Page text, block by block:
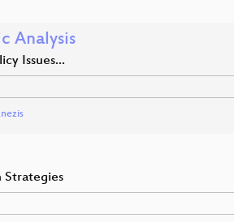
Analysis
Issues...